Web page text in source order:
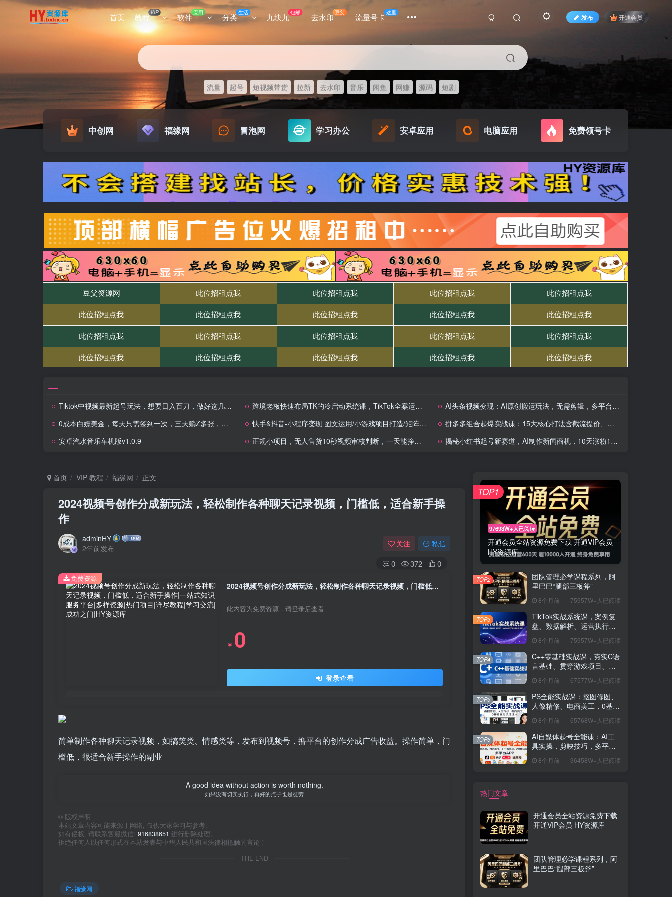
首页 教程VIP 软件 应用 分类生活 九块九包邮 去水印豆父 流量号卡这里
发布 开通会员
流量 起号 短视频带货 拉新 去水印 音乐 闲鱼 网赚 源码 短剧
中创网 福缘网 冒泡网 学习办公 安卓应用 电脑应用 免费领号卡
Tiktok中视频最新起号玩法，想要日入百刀，做好这几个赛道就可以了 跨境老板快速布局TK的冷启动系统课，TikTok全案运营课程，小白入门最佳选择
AI头条视频变现：AI原创搬运玩法，无需剪辑，多平台发布，单号日入30-300
0成本白嫖美金，每天只需签到一次，三天躺Z多张，无需经验小白有手机就能做
快手&抖音-小程序变现 图文运用/小游戏项目打造/矩阵打法与游戏发行人
拼多多组合起爆实战课：15大核心打法含截流提价、直通车速爆与防比价盈利技巧
安卓汽水音乐车机版v1.0.9
正规小项目，无人售货10秒视频审核判断，一天能挣个几十上百块！ 揭秘小红书起号新赛道，AI制作新闻商机，10天涨粉1万，操作简单
首页 VIP 教程 福缘网 正文
2024视频号创作分成新玩法，轻松制作各种聊天记录视频，门槛低，适合新手操
作
adminHY
2年前发布
关注 私信
0 372 0
2024视频号创作分成新玩法，轻松制作各种聊天记录视频，门槛低，适合新手操作
此内容为免费资源，请登录后查看
￥ 0
登录查看
免费资源
简单制作各种聊天记录视频，如搞笑类、情感类等，发布到视频号，撸平台的创作分成广告收益。操作简单，门
槛低，很适合新手操作的副业
A good idea without action is worth nothing.
如果没有切实执行，再好的点子也是徒劳
© 版权声明
本站文章内容可能来源于网络, 仅供大家学习与参考,
如有侵权, 请联系客服微信: 916838651 进行删除处理。
拒绝任何人以任何形式在本站发表与中华人民共和国法律相抵触的言论！
THE END
福缘网
97693W+人已阅读
开通会员全站资源免费下载 开通VIP会员
HY资源库
TOP1
团队管理必学课程系列，阿
里巴巴“腿部三板斧”
8个月前 75957W+人已阅读
TOP2
TikTok实战系统课，案例复
盘、数据解析、运营执行，
（更新）
8个月前 75957W+人已阅读
TOP3
C++零基础实战课，夯实C语
言基础、贯穿游戏项目、掌
薪15K+岗位
8个月前 67577W+人已阅读
TOP4
PS全能实战课：抠图修图、
人像精修、电商美工，0基础
8个月前 65768W+人已阅读
TOP5
AI自媒体起号全能课：AI工
具实操，剪映技巧，多平台
8个月前 36458W+人已阅读
TOP6
热门文章
开通会员全站资源免费下载
开通VIP会员 HY资源库
团队管理必学课程系列，阿
里巴巴“腿部三板斧”